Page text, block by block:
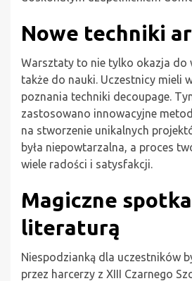
Nowe techniki
Warsztaty to nie tylko okazja do
także do nauki. Uczestnicy mieli
poznania techniki decoupage.
zastosowano innowacyjne
na stworzenie unikalnych
była niepowtarzalna, a proces
wiele radości i satysfakcji.
Magiczne
literaturą
Niespodzianką dla uczestników
przez harcerzy z XIII Czarnego